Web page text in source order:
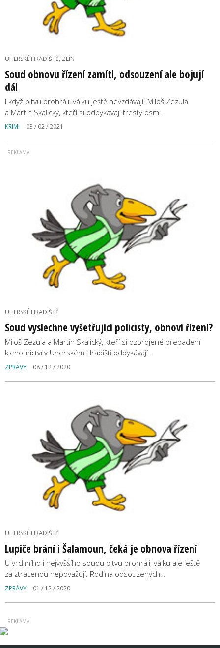
UHERSKÉ HRADIŠTĚ, ZLÍN
Soud obnovu řízení zamítl, odsouzení ale bojují
dál
I když bitvu prohráli, válku ještě nevzdávají. Miloš Zezula
a Martin Skalický, kteří si odpykávají tresty osm…
KRIMI 03 / 02 / 2021
UHERSKÉ HRADIŠTĚ
Soud vyslechne vyšetřující policisty, obnoví řízení?
Miloš Zezula a Martin Skalický, kteří si ozbrojené přepadení
klenotnictví v Uherském Hradišti odpykávají…
ZPRÁVY 08 / 12 / 2020
UHERSKÉ HRADIŠTĚ
Lupiče brání i Šalamoun, čeká je obnova řízení
U vrchního i nejvyššího soudu bitvu prohráli, válku ale ještě
za ztracenou nepovažují. Rodina odsouzených…
ZPRÁVY 01 / 12 / 2020